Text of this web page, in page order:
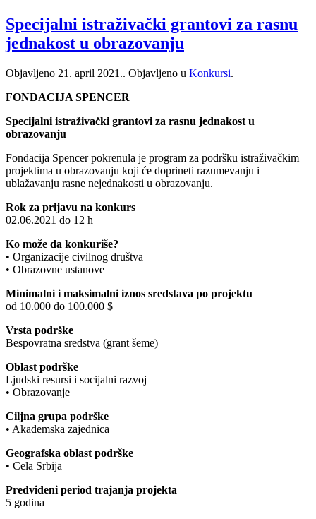
Specijalni istraživački grantovi za rasnu
jednakost u obrazovanju
Objavljeno 21. april 2021.. Objavljeno u Konkursi.
FONDACIJA SPENCER
Specijalni istraživački grantovi za rasnu jednakost u
obrazovanju
Fondacija Spencer pokrenula je program za podršku istraživačkim
projektima u obrazovanju koji će doprineti razumevanju i
ublažavanju rasne nejednakosti u obrazovanju.
Rok za prijavu na konkurs
02.06.2021 do 12 h
Ko može da konkuriše?
• Organizacije civilnog društva
• Obrazovne ustanove
Minimalni i maksimalni iznos sredstava po projektu
od 10.000 do 100.000 $
Vrsta podrške
Bespovratna sredstva (grant šeme)
Oblast podrške
Ljudski resursi i socijalni razvoj
• Obrazovanje
Ciljna grupa podrške
• Akademska zajednica
Geografska oblast podrške
• Cela Srbija
Predviđeni period trajanja projekta
5 godina